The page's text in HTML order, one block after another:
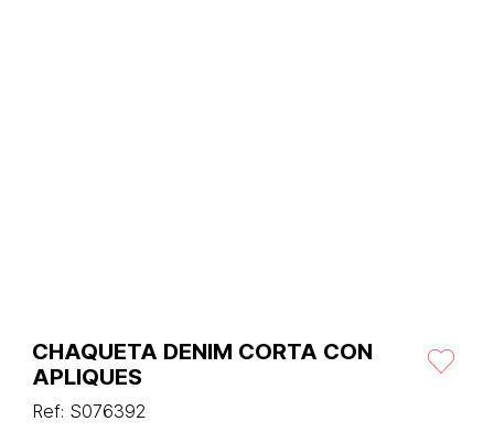
CHAQUETA DENIM CORTA CON
APLIQUES
Ref: S076392